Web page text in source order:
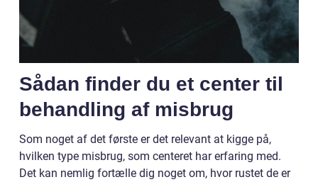
Sådan finder du et center til
behandling af misbrug
Som noget af det første er det relevant at kigge på,
hvilken type misbrug, som centeret har erfaring med.
Det kan nemlig fortælle dig noget om, hvor rustet de er